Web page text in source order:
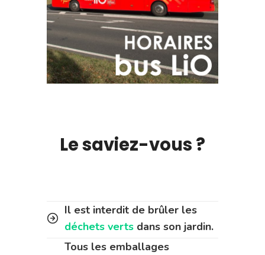
Le saviez-vous ?
Il est interdit de brûler les
déchets verts dans son jardin.
Tous les emballages